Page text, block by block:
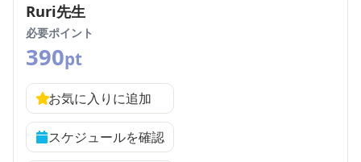
Ruri先生
必要ポイント
390pt
お気に入りに追加
スケジュールを確認